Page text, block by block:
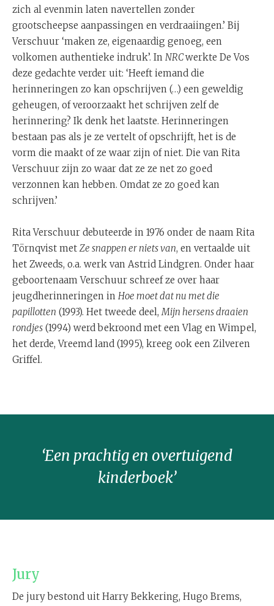
zich al evenmin laten navertellen zonder
grootscheepse aanpassingen en verdraaiingen.’ Bij
Verschuur ‘maken ze, eigenaardig genoeg, een
volkomen authentieke indruk’. In NRCwerkte De Vos
deze gedachte verder uit: ‘Heeft iemand die
herinneringen zo kan opschrijven (…) een geweldig
geheugen, of veroorzaakt het schrijven zelf de
herinnering? Ik denk het laatste. Herinneringen
bestaan pas als je ze vertelt of opschrijft, het is de
vorm die maakt of ze waar zijn of niet. Die van Rita
Verschuur zijn zo waar dat ze ze net zo goed
verzonnen kan hebben. Omdat ze zo goed kan
schrijven.’
Rita Verschuur debuteerde in 1976 onder de naam Rita
Törnqvist met Ze snappen er niets van, en vertaalde uit
het Zweeds, o.a. werk van Astrid Lindgren. Onder haar
geboortenaam Verschuur schreef ze over haar
jeugdherinneringen in Hoe moet dat nu met die
papillotten (1993). Het tweede deel,Mijn hersens draaien
rondjes (1994) werd bekroond met een Vlag en Wimpel,
het derde, Vreemd land (1995), kreeg ook een Zilveren
Griffel.
‘Een prachtig en overtuigend
kinderboek’
Jury
De jury bestond uit Harry Bekkering, Hugo Brems,